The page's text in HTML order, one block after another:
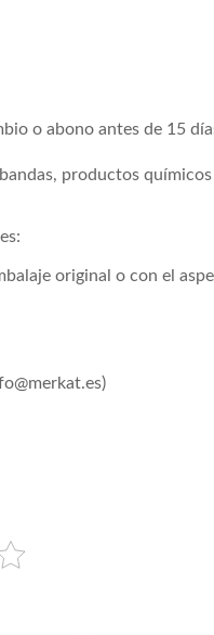
o abono antes de 15
productos
original o con el